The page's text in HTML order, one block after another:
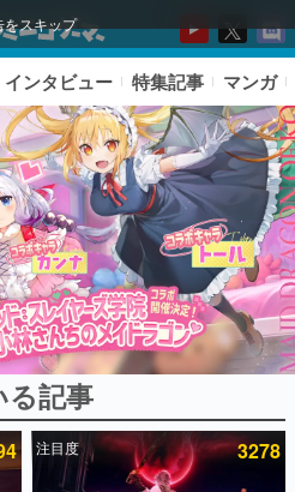
をスキップ
事ランキング
インタビュー 特集記事 マンガ
記事
注目度 3278